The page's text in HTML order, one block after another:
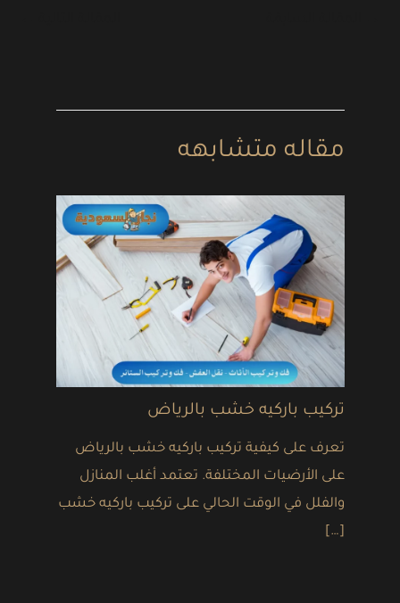
مقاله متشابهه
تركيب باركيه خشب بالرياض
تعرف على كيفية تركيب باركيه خشب بالرياض
على الأرضيات المختلفة. تعتمد أغلب المنازل
والفلل في الوقت الحالي على تركيب باركيه خشب
[…]